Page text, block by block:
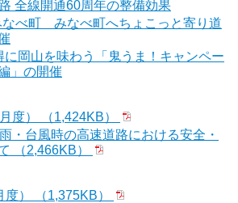
全線開通60周年の整備効果
なべ町 みなべ町へちょこっと寄り道
岡山を味わう「鬼うま！キャンペー
」の開催
度） （1,424KB）
・台風時の高速道路における安全・
（2,466KB）
度） （1,375KB）